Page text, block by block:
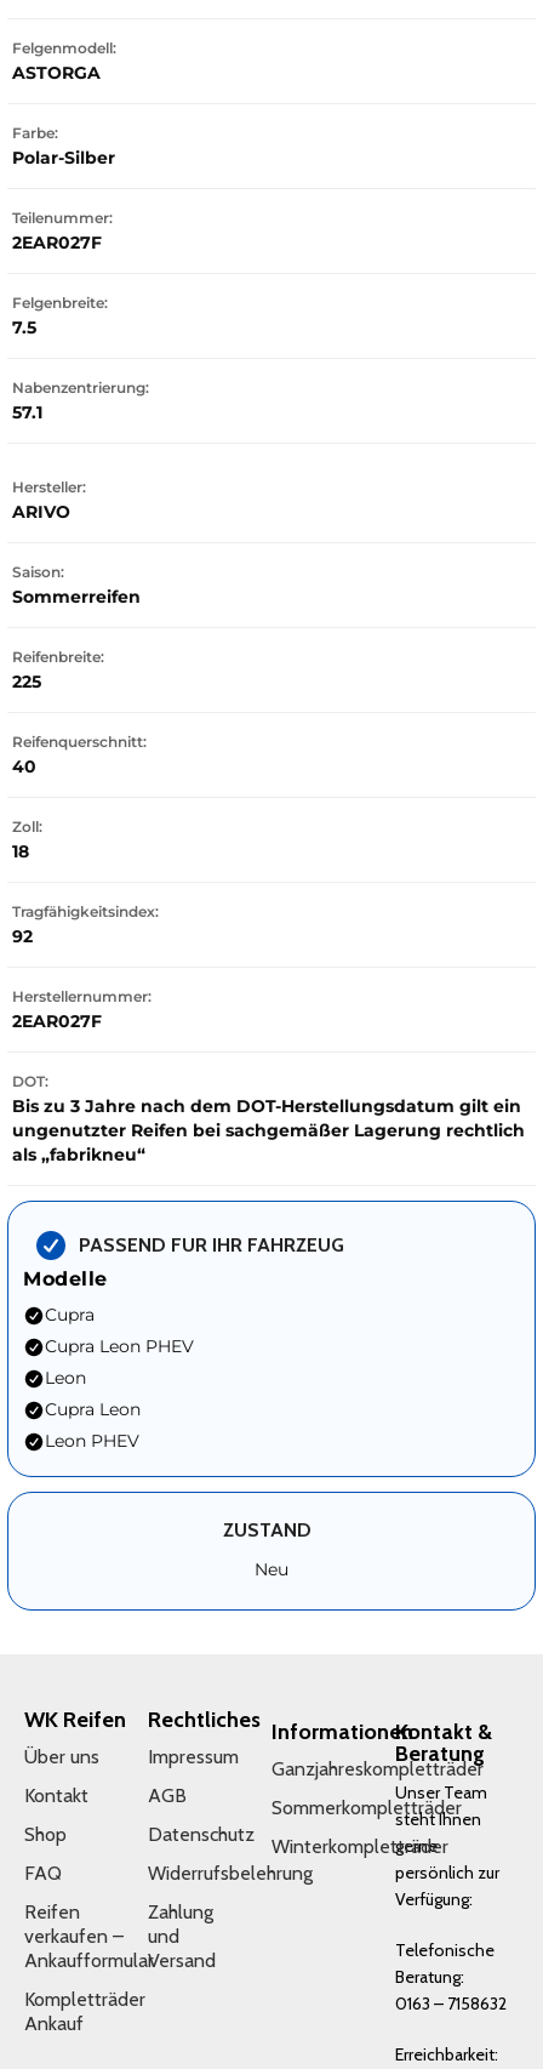
Felgenmodell:
ASTORGA
Farbe:
Polar-Silber
Teilenummer:
2EAR027F
Felgenbreite:
7.5
Nabenzentrierung:
57.1
Hersteller:
ARIVO
Saison:
Sommerreifen
Reifenbreite:
225
Reifenquerschnitt:
40
Zoll:
18
Tragfähigkeitsindex:
92
Herstellernummer:
2EAR027F
DOT:
Bis zu 3 Jahre nach dem DOT-Herstellungsdatum gilt ein
ungenutzter Reifen bei sachgemäßer Lagerung rechtlich
als „fabrikneu“
PASSEND FUR IHR FAHRZEUG
Modelle
Cupra
Cupra Leon PHEV
Leon
Cupra Leon
Leon PHEV
ZUSTAND
Neu
WK Reifen
Über uns
Kontakt
Shop
FAQ
Reifen
verkaufen –
Ankaufformular
Kompletträder
Ankauf
Rechtliches
Impressum
AGB
Datenschutz
Widerrufsbelehrung
Zahlung
und
Versand
Informationen
Ganzjahreskompletträder
Sommerkompletträder
Winterkompletträder
Kontakt &
Beratung
Unser Team
steht Ihnen
gerne
persönlich zur
Verfügung:
Telefonische
Beratung:
0163 – 7158632
Erreichbarkeit: